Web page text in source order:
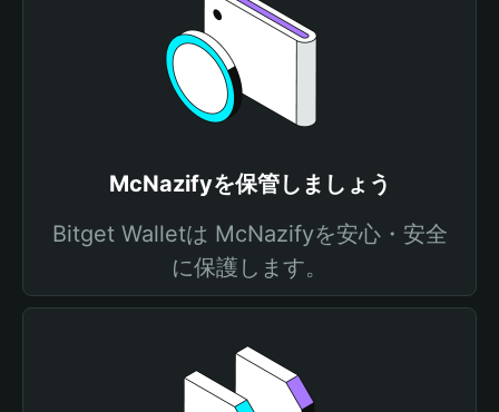
McNazifyを保管しましょう
Bitget Walletは McNazifyを安心・安全
に保護します。